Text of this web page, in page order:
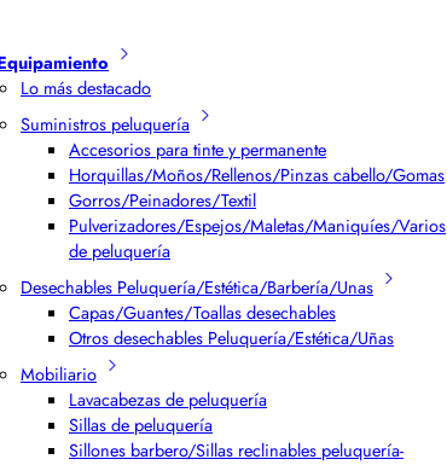
Lo más destacado
Suministros peluquería
Accesorios para tinte y permanente
Horquillas/Moños/Rellenos/Pinzas cabello/Gomas
Gorros/Peinadores/Textil
Pulverizadores/Espejos/Maletas/Maniquíes/Varios
de peluquería
Desechables Peluquería/Estética/Barbería/Unas
Capas/Guantes/Toallas desechables
Otros desechables Peluquería/Estética/Uñas
Mobiliario
Lavacabezas de peluquería
Sillas de peluquería
Sillones barbero/Sillas reclinables peluquería-